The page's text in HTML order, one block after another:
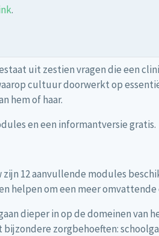
.
uit zestien vragen die een
cultuur doorwerkt op
hem of haar.
en een informantversie gratis.
12 aanvullende modules
helpen om een meer
dieper in op de domeinen van
zorgbehoeften: